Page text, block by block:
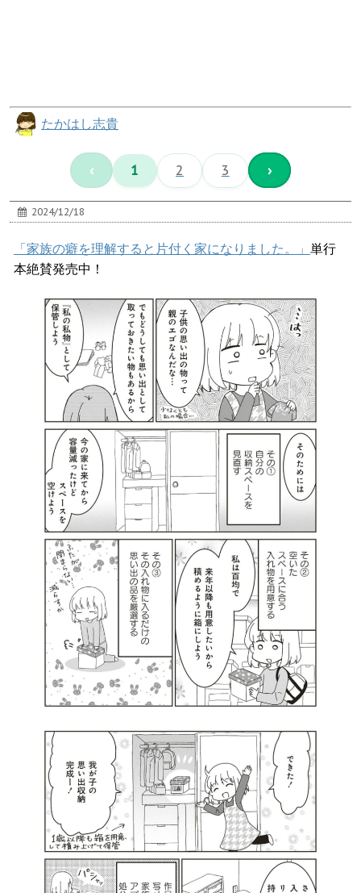
たかはし志貴
‹ 1 2 3 ›
2024/12/18
「家族の癖を理解すると片付く家になりました。」 単行
本絶賛発売中！